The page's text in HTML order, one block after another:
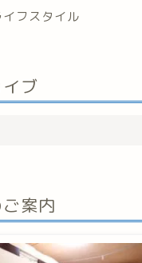
イフスタイル
ブ
案内